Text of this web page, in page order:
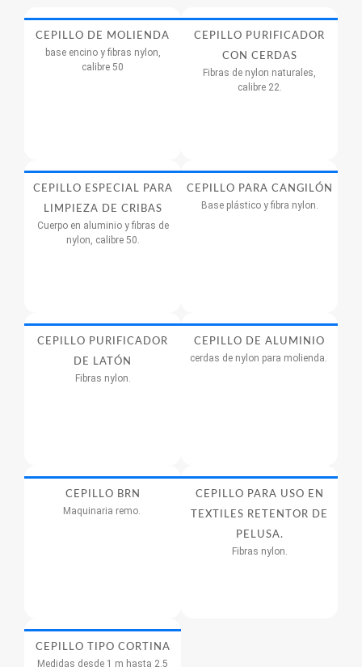
CEPILLO DE MOLIENDA
base encino y fibras nylon,
calibre 50
CEPILLO PURIFICADOR
CON CERDAS
Fibras de nylon naturales,
calibre 22.
CEPILLO ESPECIAL PARA
LIMPIEZA DE CRIBAS
Cuerpo en aluminio y fibras de
nylon, calibre 50.
CEPILLO PARA CANGILÓN
Base plástico y fibra nylon.
CEPILLO PURIFICADOR
DE LATÓN
Fibras nylon.
CEPILLO DE ALUMINIO
cerdas de nylon para molienda.
CEPILLO BRN
Maquinaria remo.
CEPILLO PARA USO EN
TEXTILES RETENTOR DE
PELUSA.
Fibras nylon.
CEPILLO TIPO CORTINA
Medidas desde 1 m hasta 2.5